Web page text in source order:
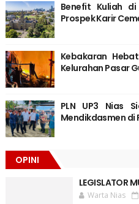
Benefit Kuliah
Prospek Karir
Kebakaran
Kelurahan Pasar
PLN UP3 Nias
Mendikdasmen di
OPINI
LEGISLATOR
Warta Nias